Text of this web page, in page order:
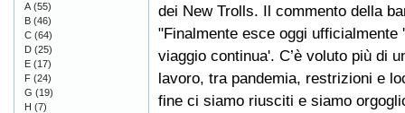
dei New Trolls. Il commento della
"Finalmente esce oggi ufficialmente
viaggio continua'. C’è voluto più di
lavoro, tra pandemia, restrizioni e
fine ci siamo riusciti e siamo
A (55)
B (46)
C (64)
D (25)
E (17)
F (24)
G (19)
H (7)